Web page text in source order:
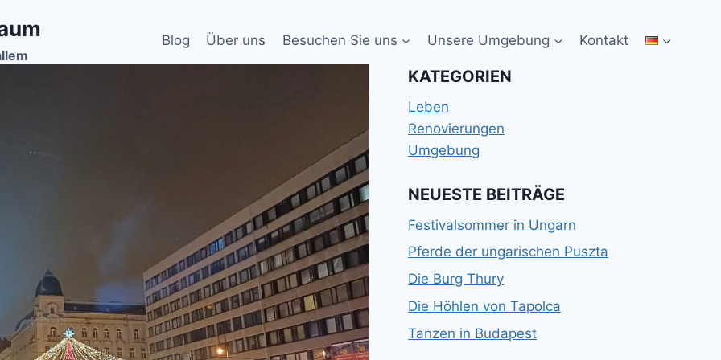
Blog Über uns Besuchen Sie uns Unsere Umgebung Kontakt
KATEGORIEN
Leben
Renovierungen
Umgebung
NEUESTE BEITRÄGE
Festivalsommer in Ungarn
Pferde der ungarischen Puszta
Die Burg Thury
Die Höhlen von Tapolca
Tanzen in Budapest